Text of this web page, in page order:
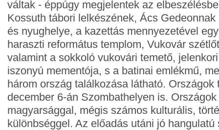
váltak - éppúgy megjelentek az
Kossuth tábori lelkészének, Ács
és nyughelye, a kazettás mennyezetével
haraszti református templom, Vukovár
valamint a sokkoló vukovári temető,
iszonyú mementója, s a batinai emlékmű,
három ország találkozása látható. Országok
december 6-án Szombathelyen is.
magyarsággal, mégis számos kulturális,
különbséggel. Az előadás utáni jó hangulatú